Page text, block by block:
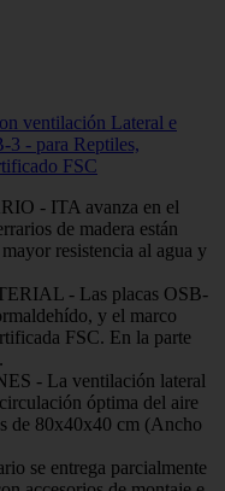
ventilación Lateral e
3 - para Reptiles,
FSC
- ITA avanza en el
de madera están
resistencia al agua y
- Las placas OSB-
y el marco
FSC. En la parte
- La ventilación lateral
óptima del aire
de 80x40x40 cm (Ancho
se entrega parcialmente